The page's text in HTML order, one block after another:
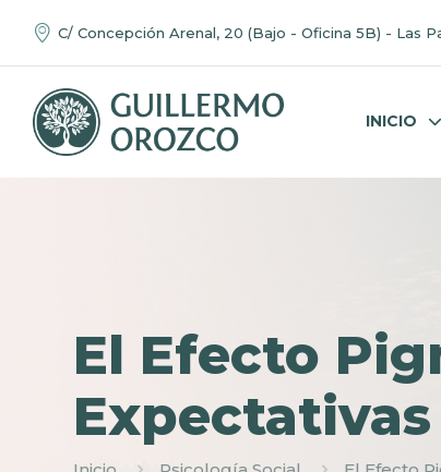
C/ Concepción Arenal, 20 (Bajo - Oficina 5B) - Las
INICIO
El Efecto
Expectativas